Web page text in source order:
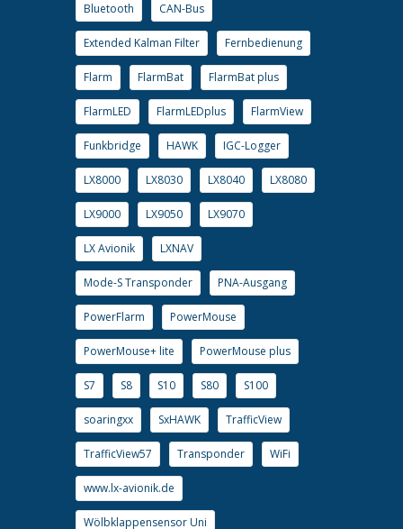
Bluetooth CAN-Bus
Extended Kalman Filter Fernbedienung
Flarm FlarmBat FlarmBat plus
FlarmLED FlarmLEDplus FlarmView
Funkbridge HAWK IGC-Logger
LX8000 LX8030 LX8040 LX8080
LX9000 LX9050 LX9070
LX Avionik LXNAV
Mode-S Transponder PNA-Ausgang
PowerFlarm PowerMouse
PowerMouse+ lite PowerMouse plus
S7 S8 S10 S80 S100
soaringxx SxHAWK TrafficView
TrafficView57 Transponder WiFi
www.lx-avionik.de
Wölbklappensensor Uni